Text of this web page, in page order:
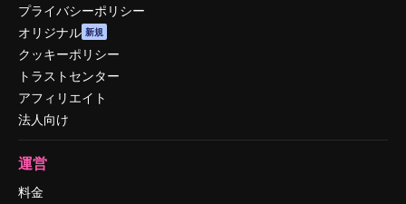
プライバシーポリシー
オリジナル 新規
クッキーポリシー
トラストセンター
アフィリエイト
法人向け
運営
料金